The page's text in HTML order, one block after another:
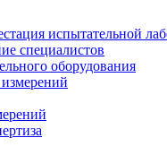
испытательной
специалистов
оборудования